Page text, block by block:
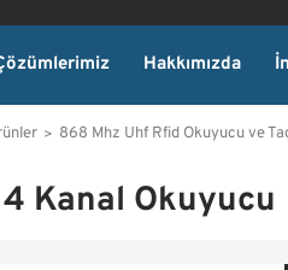
Hakkımızda
868 Mhz Uhf Rfid Okuyucu ve
Kanal Okuyucu